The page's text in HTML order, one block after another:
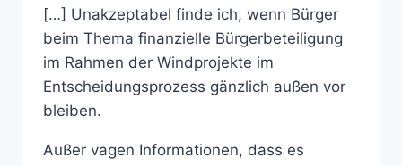
[…] Unakzeptabel finde ich, wenn Bürger
beim Thema finanzielle Bürgerbeteiligung
im Rahmen der Windprojekte im
Entscheidungsprozess gänzlich außen vor
bleiben.
Außer vagen Informationen, dass es